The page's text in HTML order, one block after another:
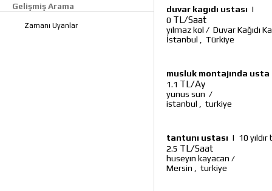
Gelişmiş Arama
Zamanı Uyanlar
duvar kagıdı ustası |
0 TL/Saat
yılmaz kol / Duvar Kağıdı
İstanbul
Türkiye
musluk montajında usta
1.1 TL/Ay
yunus sun /
istanbul
turkiye
tantunı ustası | 10
2.5 TL/Saat
huseyın kayacan /
Mersin
turkiye